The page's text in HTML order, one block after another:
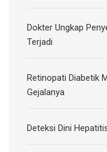
Dokter Ungkap
Terjadi
Retinopati Diabetik
Gejalanya
Deteksi Dini